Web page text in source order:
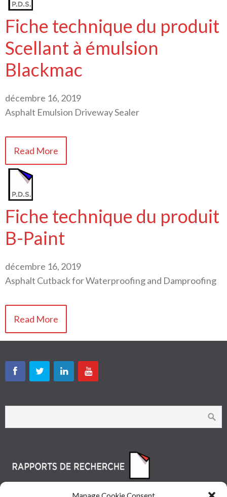
Fiche technique du produit
Scellant à émulsion
Blackmac
décembre 16, 2019
Asphalt Emulsion Driveway Sealer
Read More
Fiche technique du produit
B-Paint
décembre 16, 2019
Asphalt Cutback for Waterproofing and Damproofing
Read More